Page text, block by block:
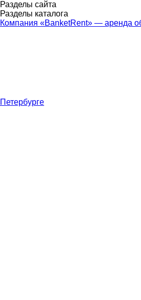
Разделы сайта
Разделы каталога
Компания «BanketRent» — аренда
Петербурге